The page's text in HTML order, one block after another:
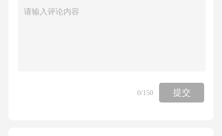
息....................................................4
0/150 提交